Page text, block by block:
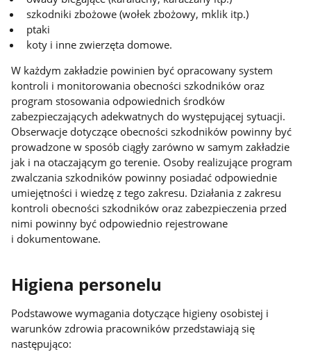
szkodniki zbożowe (wołek zbożowy, mklik itp.)
ptaki
koty i inne zwierzęta domowe.
W każdym zakładzie powinien być opracowany system
kontroli i monitorowania obecności szkodników oraz
program stosowania odpowiednich środków
zabezpieczających adekwatnych do występującej sytuacji.
Obserwacje dotyczące obecności szkodników powinny być
prowadzone w sposób ciągły zarówno w samym zakładzie
jak i na otaczającym go terenie. Osoby realizujące program
zwalczania szkodników powinny posiadać odpowiednie
umiejętności i wiedzę z tego zakresu. Działania z zakresu
kontroli obecności szkodników oraz zabezpieczenia przed
nimi powinny być odpowiednio rejestrowane
i dokumentowane.
Higiena personelu
Podstawowe wymagania dotyczące higieny osobistej i
warunków zdrowia pracowników przedstawiają się
następująco: